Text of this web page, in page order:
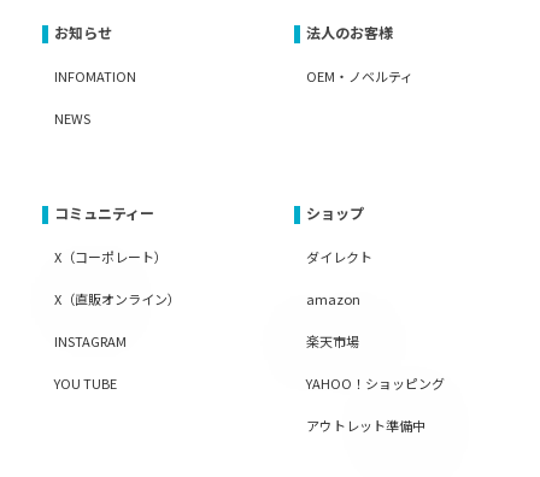
お知らせ
INFOMATION
NEWS
法人のお客様
OEM・ノベルティ
コミュニティー
X（コーポレート）
X（直販オンライン）
INSTAGRAM
YOU TUBE
ショップ
ダイレクト
amazon
楽天市場
YAHOO！ショッピング
アウトレット準備中